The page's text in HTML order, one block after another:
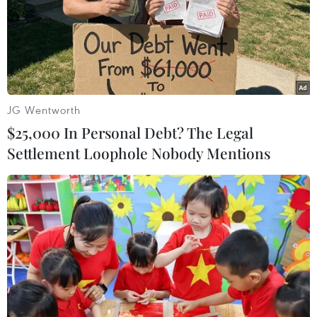
TIN LIÊN QUAN
JG Wentworth
$25,000 In Personal Debt? The Legal
Settlement Loophole Nobody Mentions